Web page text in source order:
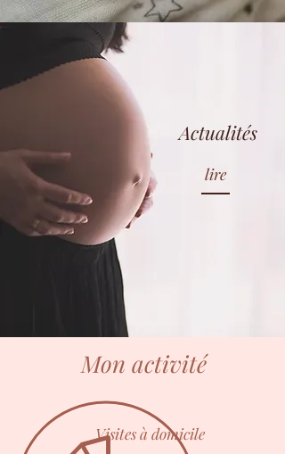
Mon activité
​Visites à domicile
lire
Actualités